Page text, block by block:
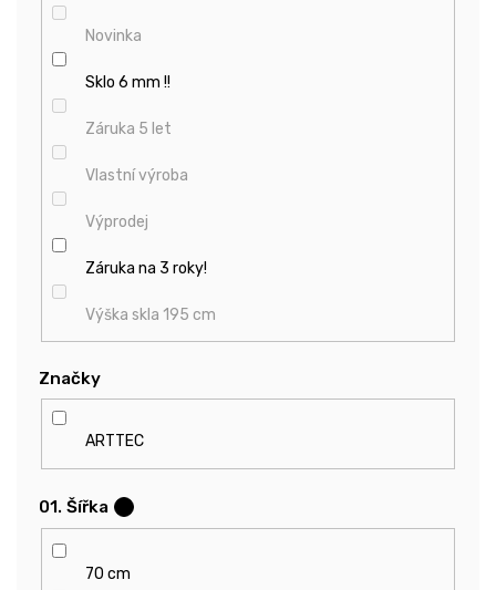
Novinka
Sklo 6 mm !!
Záruka 5 let
Vlastní výroba
Výprodej
Záruka na 3 roky!
Výška skla 195 cm
Značky
ARTTEC
01. Šířka
70 cm